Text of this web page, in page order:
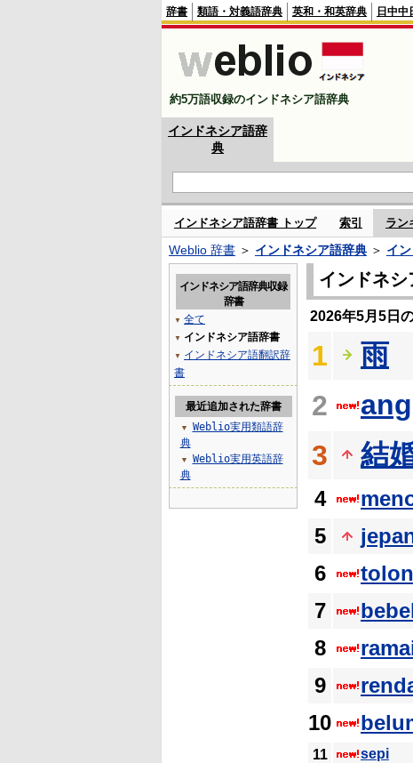
辞書 類語・対義語辞典 英和・和英辞典 日中中
約5万語収録のインドネシア語辞典
インドネシア語辞
典
インドネシア語辞書 トップ 索引 ラン
Weblio 辞書 ＞ インドネシア語辞典 ＞ イ
インドネ
2026年5月5日
1
雨
2
3
結
4
5
6
7
8
9
10
11
sepi
インドネシア語辞典収録
辞書
▼ 全て
▼ インドネシア語辞書
▼
インドネシア語翻訳辞
書
最近追加された辞書
▼
Weblio実用類語辞
典
▼
Weblio実用英語辞
典